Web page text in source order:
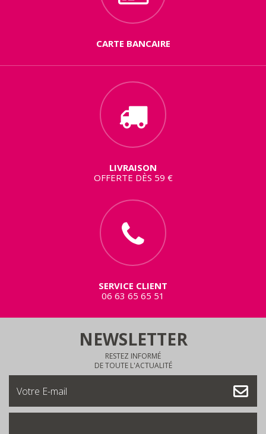
CARTE BANCAIRE
LIVRAISON
OFFERTE DÈS 59 €
SERVICE CLIENT
06 63 65 65 51
NEWSLETTER
RESTEZ INFORMÉ
DE TOUTE L'ACTUALITÉ